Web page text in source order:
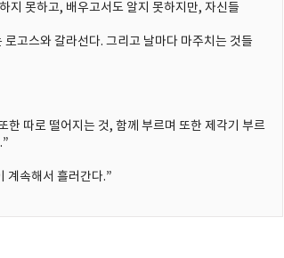
지 못하고, 배우고서도 알지 못하지만, 자신들
고스와 갈라선다. 그리고 날마다 마주치는 것들
따로 떨어지는 것, 함께 부르며 또한 제각기 부르
계속해서 흘러간다.”